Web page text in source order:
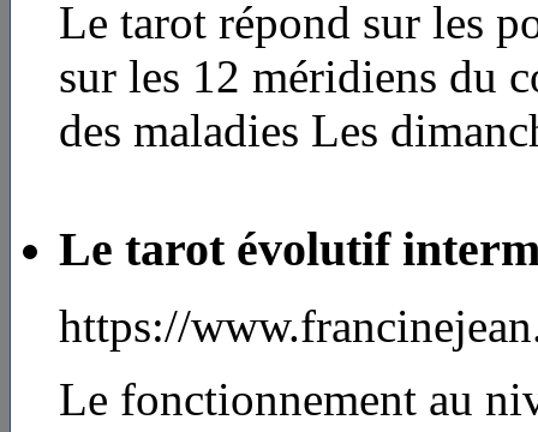
Le tarot répond sur les
sur les 12 méridiens du
des maladies Les
Le tarot évolutif
https://
Le fonctionnement au